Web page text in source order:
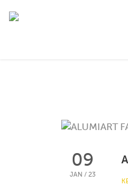
09
JAN / 23